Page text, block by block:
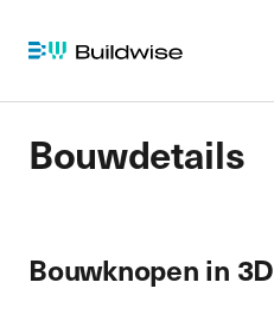
Bouwdetails
Bouwknopen in 3D